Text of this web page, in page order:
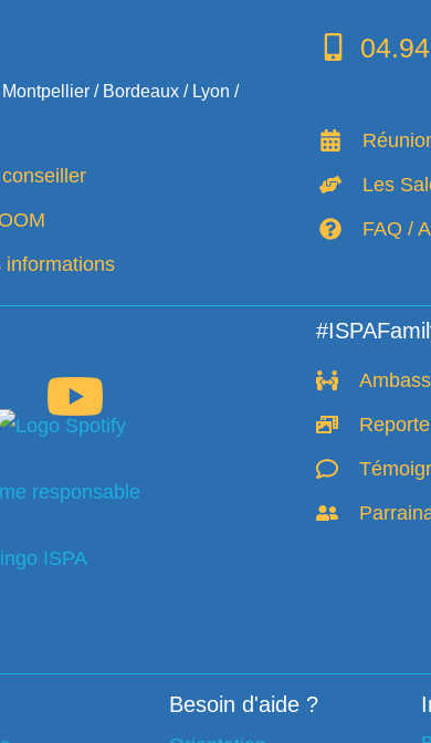
/ Bordeaux / Lyon /
informations
Les
FAQ /
Besoin d'aide ?